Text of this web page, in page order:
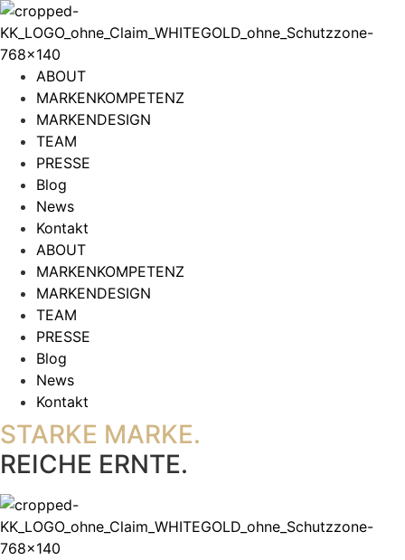
Zum
Inhalt
wechseln
ABOUT
MARKENKOMPETENZ
MARKENDESIGN
TEAM
PRESSE
Blog
News
Kontakt
ABOUT
MARKENKOMPETENZ
MARKENDESIGN
TEAM
PRESSE
Blog
News
Kontakt
STARKE MARKE.
REICHE ERNTE.